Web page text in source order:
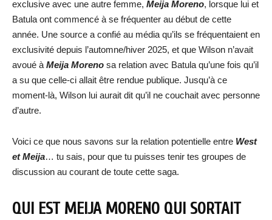
exclusive avec une autre femme, Meija Moreno, lorsque lui et
Batula ont commencé à se fréquenter au début de cette
année. Une source a confié au média qu’ils se fréquentaient en
exclusivité depuis l’automne/hiver 2025, et que Wilson n’avait
avoué à Meija Moreno sa relation avec Batula qu’une fois qu’il
a su que celle-ci allait être rendue publique. Jusqu’à ce
moment-là, Wilson lui aurait dit qu’il ne couchait avec personne
d’autre.
Voici ce que nous savons sur la relation potentielle entre West
et Meija… tu sais, pour que tu puisses tenir tes groupes de
discussion au courant de toute cette saga.
QUI EST MEIJA MORENO QUI SORTAIT